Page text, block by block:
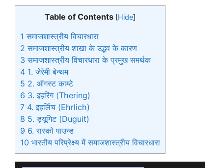
Table of Contents [Hide]
1 समाजशास्त्रीय विचारधारा
2 समाजशास्त्रीय शाखा के उद्भव के कारण
3 समाजशास्त्रीय विचारधारा के प्रमुख समर्थक
4 1. जेरेमी बेन्थम
5 2. ऑगस्ट काम्टे
6 3. इहरिंग (Thering)
7 4. इहर्लिच (Ehrlich)
8 5. ड्यूगिट (Duguit)
9 6. रास्को पाउन्ड
10 भारतीय परिप्रेक्ष्य में समाजशास्त्रीय विचारधारा